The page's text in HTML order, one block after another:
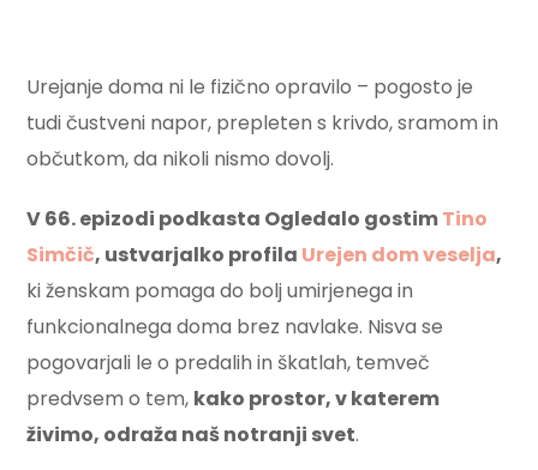
Urejanje doma ni le fizično opravilo – pogosto je
tudi čustveni napor, prepleten s krivdo, sramom in
občutkom, da nikoli nismo dovolj.
V 66. epizodi podkasta Ogledalo gostimTino
Simčič, ustvarjalko profila Urejen dom veselja,
ki ženskam pomaga do bolj umirjenega in
funkcionalnega doma brez navlake. Nisva se
pogovarjali le o predalih in škatlah, temveč
predvsem o tem, kako prostor, v katerem
živimo, odraža naš notranji svet.